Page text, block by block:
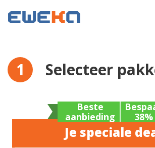
Selecteer
Beste
aanbieding
38%
Je speciale